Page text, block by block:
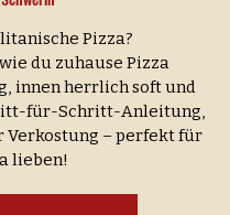
Pizza?
du zuhause Pizza
innen herrlich soft und
für-Schritt-Anleitung,
– perfekt für
lieben!